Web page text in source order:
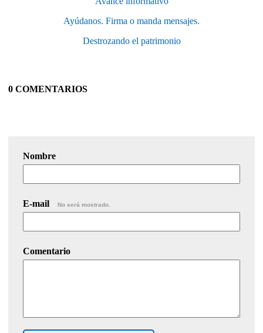
Ayúdanos. Firma o manda mensajes.
Destrozando el patrimonio
0 COMENTARIOS
Nombre
E-mail No será mostrado.
Comentario